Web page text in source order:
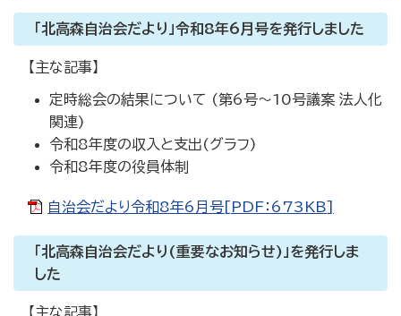
「北高森自治会だより」令和8年6月号を発行しました
【主な記事】
定時総会の結果について (第6号～10号議案 法人化
関連)
令和8年度の収入と支出(グラフ)
令和8年度の役員体制
自治会だより令和8年6月号[PDF：673KB]
「北高森自治会だより(重要なお知らせ)」を発行しま
した
【主な記事】